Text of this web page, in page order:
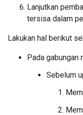
Lanjutkan
tersisa dalam
Lakukan hal berikut
Pada gabungan
Sebelum